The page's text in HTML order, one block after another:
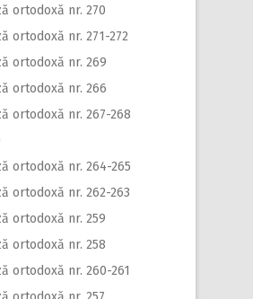
ortodoxă nr. 270
ortodoxă nr. 271-272
ortodoxă nr. 269
ortodoxă nr. 266
ortodoxă nr. 267-268
ortodoxă nr. 264-265
ortodoxă nr. 262-263
ortodoxă nr. 259
ortodoxă nr. 258
ortodoxă nr. 260-261